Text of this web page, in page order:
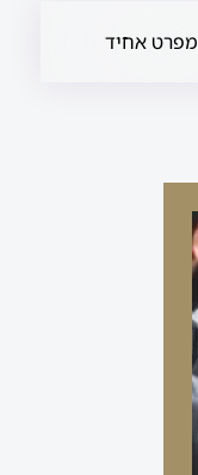
מפרט אחיד